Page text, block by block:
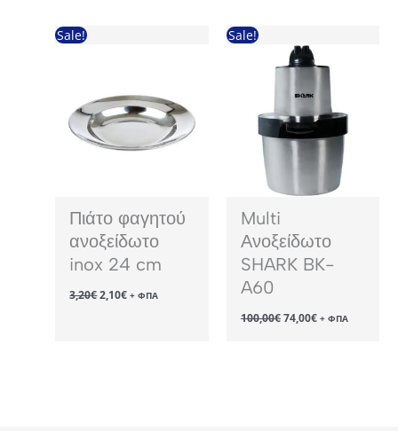
Sale!
Πιάτο φαγητού
ανοξείδωτο
inox 24 cm
3,20€Original
price
2,10€Η+ ΦΠΑ
Sale!
Multi
Ανοξείδωτο
SHARK BK-
A60
100,00€Original
price
74,00€Η+ ΦΠΑ